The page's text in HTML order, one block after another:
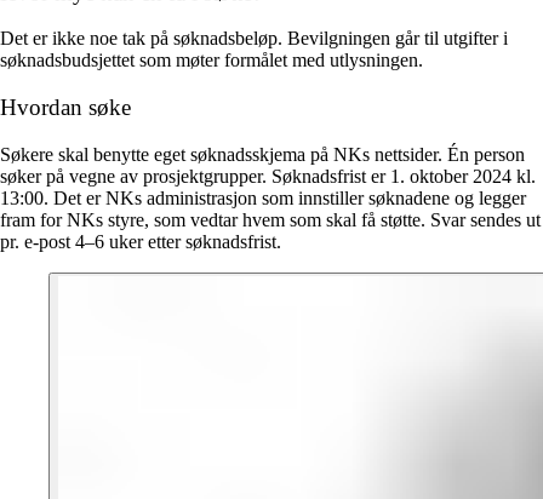
Det er ikke noe tak på søknadsbeløp. Bevilgningen går til utgifter i
søknadsbudsjettet som møter formålet med utlysningen.
Hvordan søke
Søkere skal benytte eget søknadsskjema på NKs nettsider. Én person
søker på vegne av prosjektgrupper. Søknadsfrist er 1. oktober 2024 kl.
13:00. Det er NKs administrasjon som innstiller søknadene og legger
fram for NKs styre, som vedtar hvem som skal få støtte. Svar sendes ut
pr. e-post 4–6 uker etter søknadsfrist.